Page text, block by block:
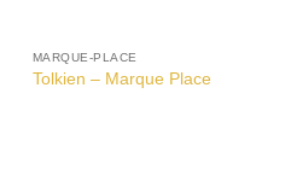
MARQUE-PLACE
Tolkien – Marque Place